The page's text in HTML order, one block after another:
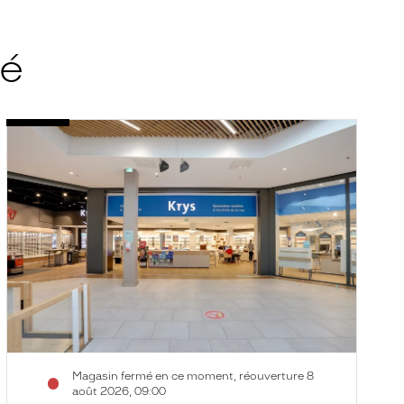
Audioprothésiste
-
Cc
Carrefour
-
Krys
Audition
Magasin fermé en ce moment, réouverture 8
août 2026, 09:00
Voir
fiche